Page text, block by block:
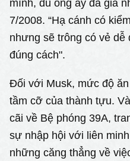
mình, dù ông ấy đã gia
7/2008. “Hạ cánh có
nhưng sẽ trông có vẻ
đúng cách".
Đối với Musk, mức độ
tầm cỡ của thành tựu.
cãi về Bệ phóng 39A,
sự nhập hội với liên
những căng thẳng về